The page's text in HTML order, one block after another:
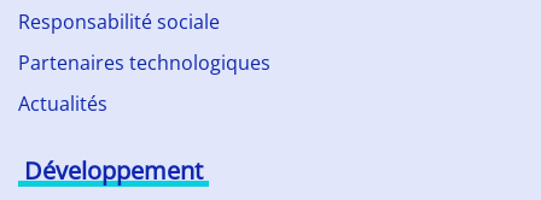
Responsabilité sociale
Partenaires technologiques
Actualités
Développement